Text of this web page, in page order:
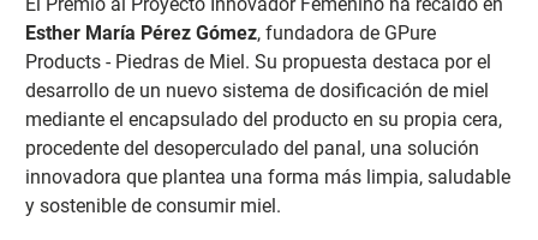
Esther María Pérez Gómez, fundadora de GPure
Products - Piedras de Miel. Su propuesta destaca por el
desarrollo de un nuevo sistema de dosificación de miel
mediante el encapsulado del producto en su propia cera,
procedente del desoperculado del panal, una solución
innovadora que plantea una forma más limpia, saludable
y sostenible de consumir miel.